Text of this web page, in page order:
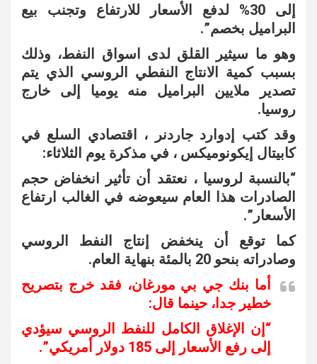
إلى 30% لدفع الأسعار للارتفاع وتجنب بيع
البراميل بخصم”.
وهو ما سيثير القلق لدى اسواق النفط، وذلك
بسبب كمية الانتاج النفطي الروسي الذي يتم
تصدير ملايين البراميل منه يوميا إلى خارج
روسيا.
وقد كتب إدوارد جاردنر ، اقتصادي السلع في
كابيتال إيكونوميكس ، في مذكرة يوم الثلاثاء:
“بالنسبة لروسيا ، نعتقد أن تأثير انخفاض حجم
الصادرات هذا العام سيعوضه في الغالب ارتفاع
الأسعار”.
كما توقع أن ينخفض ​​إنتاج النفط الروسي
وصادراته بنحو 20 بالمئة بنهاية العام.
أما بنك جي بي مورغان، فقد خرج بتصريح
خطير جدا، حينما قال:
“إن الإغلاق الكامل للنفط الروسي سيؤدي
إلى رفع الأسعار إلى 185 دولار أمريكي”.